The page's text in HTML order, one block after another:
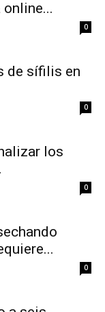
0
de sífilis en
0
los
0
0